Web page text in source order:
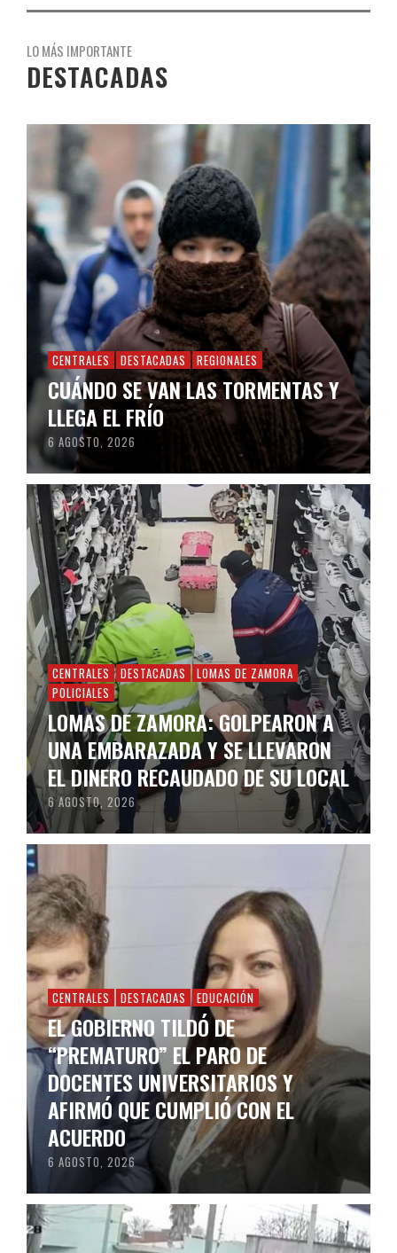
LO MÁS IMPORTANTE
DESTACADAS
CENTRALES DESTACADAS REGIONALES
CUÁNDO SE VAN LAS TORMENTAS Y
LLEGA EL FRÍO
6 AGOSTO, 2026
CENTRALES DESTACADAS
LOMAS DE ZAMORA
POLICIALES
LOMAS DE ZAMORA: GOLPEARON A
UNA EMBARAZADA Y SE LLEVARON
EL DINERO RECAUDADO DE SU LOCAL
6 AGOSTO, 2026
CENTRALES DESTACADAS EDUCACIÓN
EL GOBIERNO TILDÓ DE
“PREMATURO” EL PARO DE
DOCENTES UNIVERSITARIOS Y
AFIRMÓ QUE CUMPLIÓ CON EL
ACUERDO
6 AGOSTO, 2026